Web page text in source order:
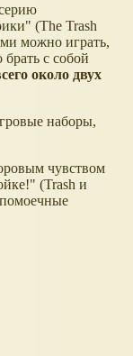
(The Trash
можно играть,
с собой
около двух
наборы,
чувством
(Trash и